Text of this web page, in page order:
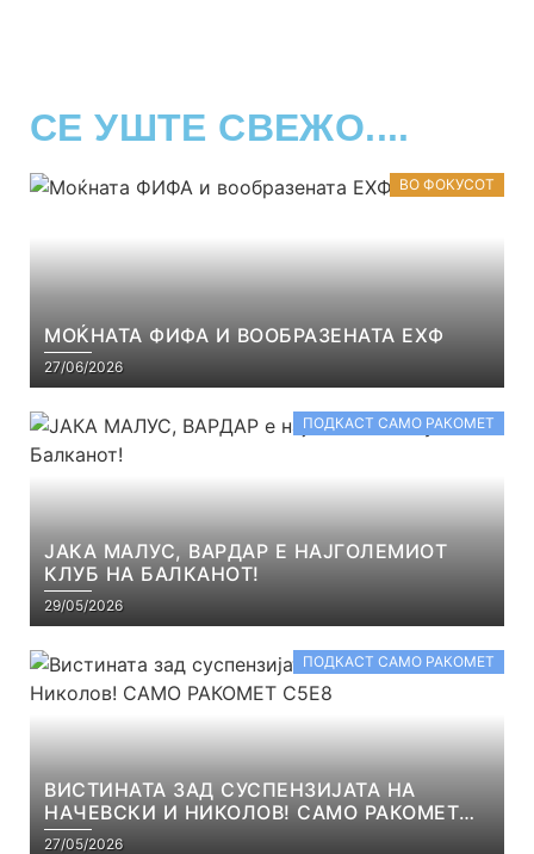
СЕ УШТЕ СВЕЖО....
ВО ФОКУСОТ
МОЌНАТА ФИФА И ВООБРАЗЕНАТА ЕХФ
27/06/2026
ПОДКАСТ САМО РАКОМЕТ
ЈАКА МАЛУС, ВАРДАР Е НАЈГОЛЕМИОТ
КЛУБ НА БАЛКАНОТ!
29/05/2026
ПОДКАСТ САМО РАКОМЕТ
ВИСТИНАТА ЗАД СУСПЕНЗИЈАТА НА
НАЧЕВСКИ И НИКОЛОВ! САМО РАКОМЕТ
С5Е8
27/05/2026